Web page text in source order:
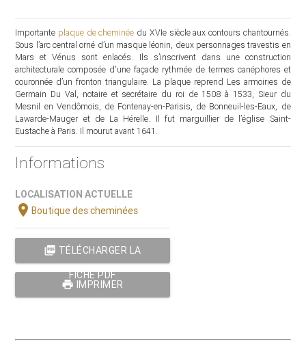
Importante plaque de cheminée du XVIe siècle aux contours chantournés.
Sous l’arc central orné d’un masque léonin, deux personnages travestis en
Mars et Vénus sont enlacés. Ils s’inscrivent dans une construction
architecturale composée d'une façade rythmée de termes canéphores et
couronnée d’un fronton triangulaire. La plaque reprend Les armoiries de
Germain Du Val, notaire et secrétaire du roi de 1508 à 1533, Sieur du
Mesnil en Vendômois, de Fontenay-en-Parisis, de Bonneuil-les-Eaux, de
Lawarde-Mauger et de La Hérelle. Il fut marguillier de l’église Saint-
Eustache à Paris. Il mourut avant 1641.
Informations
LOCALISATION ACTUELLE
location_onBoutique des cheminées
picture_as_pdf TÉLÉCHARGER LA
FICHE PDF
print IMPRIMER